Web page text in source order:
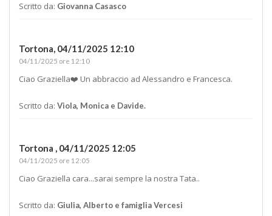
Scritto da: Giovanna Casasco
Tortona, 04/11/2025 12:10
04/11/2025 ore 12:10
Ciao Graziella❤️ Un abbraccio ad Alessandro e Francesca.
Scritto da: Viola, Monica e Davide.
Tortona , 04/11/2025 12:05
04/11/2025 ore 12:05
Ciao Graziella cara...sarai sempre la nostra Tata..
Scritto da: Giulia, Alberto e famiglia Vercesi